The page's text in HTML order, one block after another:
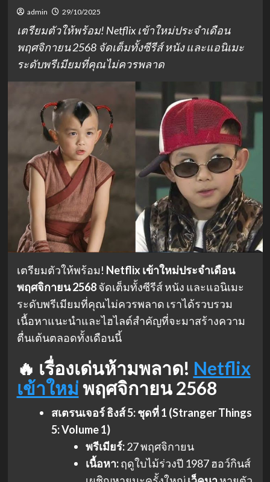
admin 29/10/2025
เตรียมตัวให้พร้อม! Netflix เข้าใหม่ประจำเดือน
พฤศจิกายน 2568 จัดเต็มทั้งซีรีส์ หนัง และแอนิเมะ
ระดับพรีเมียมที่คุณไม่ควรพลาด
เตรียมตัวให้พร้อม! Netflix เข้าใหม่ประจำเดือน
พฤศจิกายน 2568จัดเต็มทั้งซีรีส์ หนัง และแอนิเมะ
ระดับพรีเมียมที่คุณไม่ควรพลาด เราได้รวบรวม
เนื้อหาแนะนำและไฮไลต์สำคัญที่จะมาสร้างความ
ตื่นเต้นตลอดทั้งเดือนนี้
🔥 เรื่องเด่นห้ามพลาด! Netflix
เข้าใหม่พฤศจิกายน 2568
สเตรนเจอร์ ธิงส์ 5: ชุดที่ 1 (Stranger Things
5: Volume 1)
พรีเมียร์:27 พฤศจิกายน
เนื้อหา:ฤดูใบไม้ร่วงปี 1987 ฮอว์กินส์